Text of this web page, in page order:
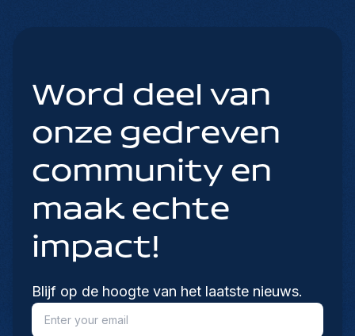
Word deel van
onze gedreven
community en
maak echte
impact!
Blijf op de hoogte van het laatste nieuws.